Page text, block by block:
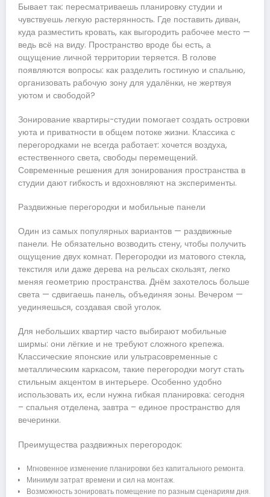
Бывает так: пересматриваешь планировку студии и
чувствуешь легкую растерянность. Где поставить диван,
куда разместить кровать, как выгородить рабочее место —
ведь всё на виду. Пространство вроде бы есть, а
ощущение личной территории теряется. В голове
появляются вопросы: как разделить гостиную и спальню,
организовать рабочую зону для удалёнки, не жертвуя
уютом и свободой?
Зонирование квартиры-студии помогает создать островки
уюта и приватности в общем потоке жизни. Классика с
перегородками не всегда работает: хочется воздуха,
естественного света, свободы перемещений.
Современные решения для зонирования пространства в
студии дают гибкость и вдохновляют на эксперименты.
Раздвижные перегородки и мобильные панели
Один из самых популярных вариантов — раздвижные
панели. Не обязательно возводить стену, чтобы получить
ощущение двух комнат. Перегородки из матового стекла,
текстиля или даже дерева на рельсах скользят, легко
меняя геометрию пространства. Днём захотелось больше
света — сдвигаешь панель, объединяя зоны. Вечером —
уединяешься, создавая свой уголок.
Для небольших квартир часто выбирают мобильные
ширмы: они лёгкие и не требуют сложного крепежа.
Классические японские или ультрасовременные с
металлическим каркасом, такие перегородки могут стать
стильным акцентом в интерьере. Особенно удобно
использовать их, если нужна гибкая планировка: сегодня
– спальня отделена, завтра – единое пространство для
вечеринки.
Преимущества раздвижных перегородок:
Мгновенное изменение планировки без капитального ремонта.
Минимум затрат времени и сил на монтаж.
Возможность зонировать помещение по разным сценариям дня.